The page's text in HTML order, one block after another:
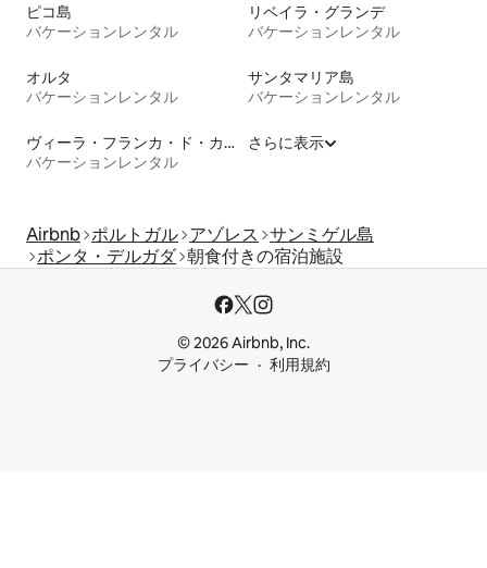
ピコ島
バケーションレンタル
リベイラ・グランデ
バケーションレンタル
オルタ
バケーションレンタル
サンタマリア島
バケーションレンタル
ヴィーラ・フランカ・ド・カンポ
バケーションレンタル
さらに表示
Airbnb ポルトガル アゾレス サンミゲル島
ポンタ・デルガダ 朝食付きの宿泊施設
© 2026 Airbnb, Inc.
プライバシー
利用規約